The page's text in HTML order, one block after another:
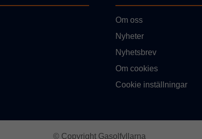
Om oss
Nyheter
Nyhetsbrev
Om cookies
Cookie inställningar
© Copyright Gasolfyllarna